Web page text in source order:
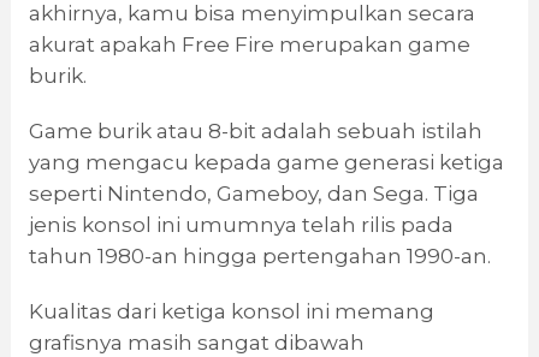
akhirnya, kamu bisa menyimpulkan secara
akurat apakah Free Fire merupakan game
burik.
Game burik atau 8-bit adalah sebuah istilah
yang mengacu kepada game generasi ketiga
seperti Nintendo, Gameboy, dan Sega. Tiga
jenis konsol ini umumnya telah rilis pada
tahun 1980-an hingga pertengahan 1990-an.
Kualitas dari ketiga konsol ini memang
grafisnya masih sangat dibawah